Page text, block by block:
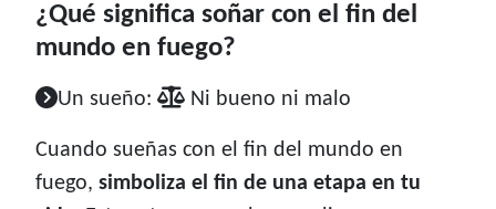
¿Qué significa soñar con el fin del
mundo en fuego?
Un sueño: Ni bueno ni malo
Cuando sueñas con el fin del mundo en
fuego, simboliza el fin de una etapa en tu